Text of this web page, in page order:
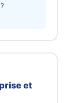
et